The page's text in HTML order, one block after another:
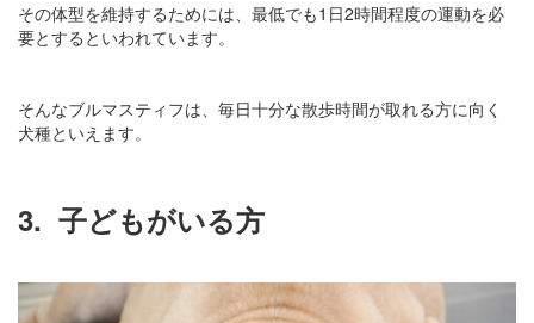
その体型を維持するためには、最低でも1日2時間程度の運動を必
要とするといわれています。
そんなブルマスティフは、毎日十分な散歩時間が取れる方に向く
犬種といえます。
3. 子どもがいる方